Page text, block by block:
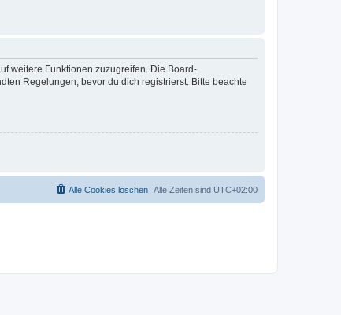
weitere Funktionen zuzugreifen. Die Board-
Regelungen, bevor du dich registrierst. Bitte beachte
Alle Zeiten sind UTC+02:00
Alle Cookies löschen